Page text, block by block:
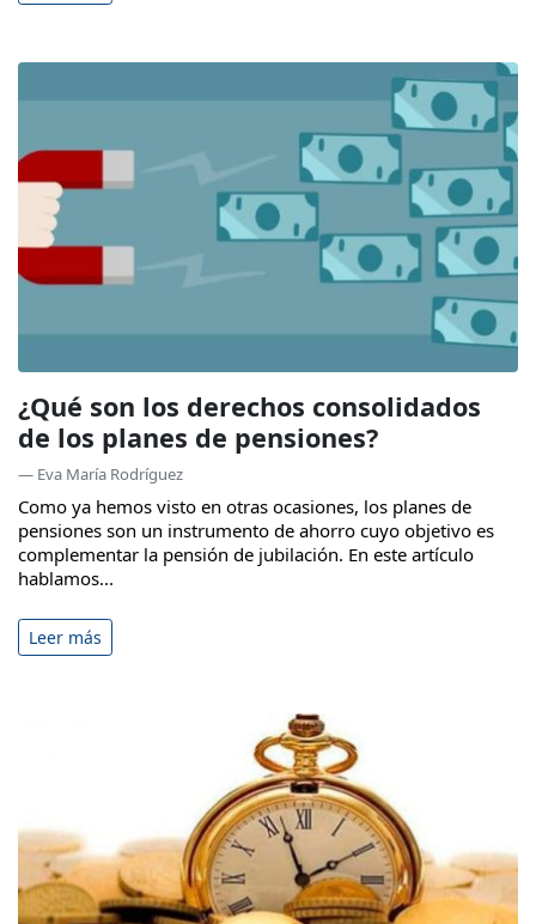
¿Qué son los derechos consolidados
de los planes de pensiones?
— Eva María Rodríguez
Como ya hemos visto en otras ocasiones, los planes de
pensiones son un instrumento de ahorro cuyo objetivo es
complementar la pensión de jubilación. En este artículo
hablamos...
Leer más